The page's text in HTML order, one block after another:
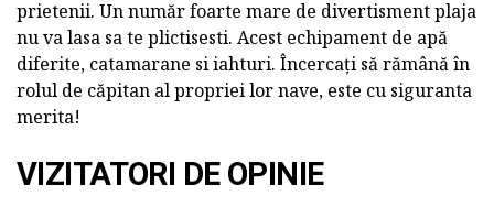
prietenii. Un număr foarte mare de divertisment plaja
nu va lasa sa te plictisesti. Acest echipament de apă
diferite, catamarane si iahturi. Încercați să rămână în
rolul de căpitan al propriei lor nave, este cu siguranta
merita!
VIZITATORI DE OPINIE